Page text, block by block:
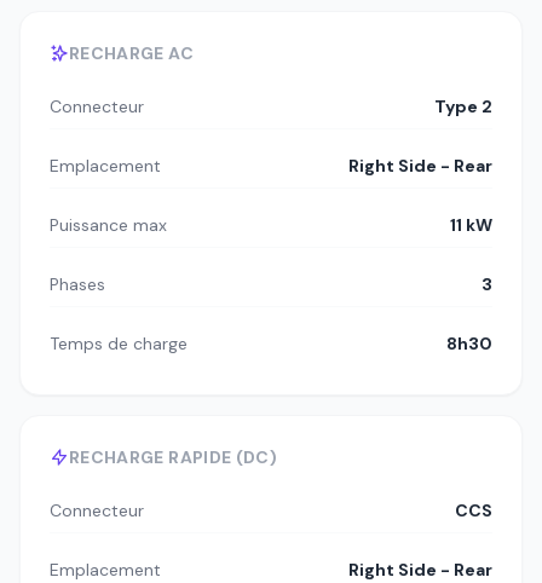
RECHARGE AC
Connecteur Type 2
Emplacement Right Side - Rear
Puissance max 11 kW
Phases 3
Temps de charge 8h30
RECHARGE RAPIDE (DC)
Connecteur CCS
Emplacement Right Side - Rear